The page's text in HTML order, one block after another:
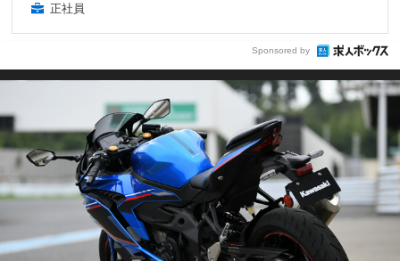
正社員
Sponsored by